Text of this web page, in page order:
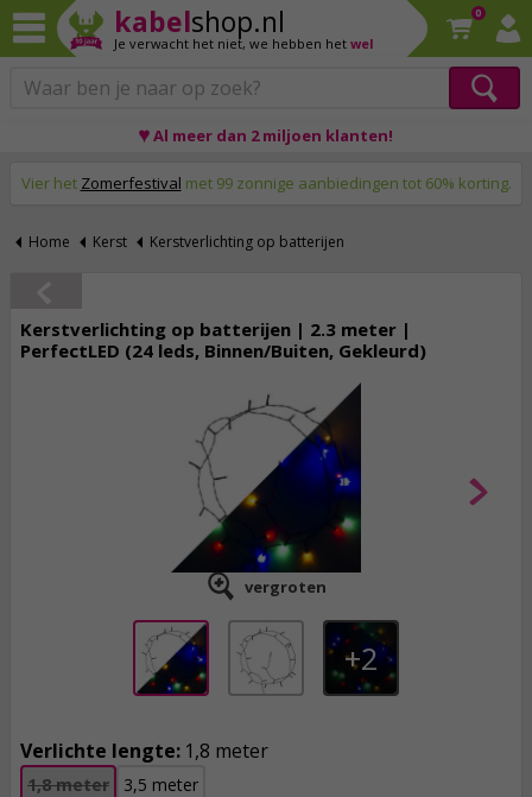
kabelshop.nl
Je verwacht het niet, we hebben het wel
0
♥ Al meer dan 2 miljoen klanten!
Vier het Zomerfestival met 99 zonnige aanbiedingen tot 60% korting.
Home Kerst Kerstverlichting op batterijen
Kerstverlichting op batterijen | 2.3 meter |
PerfectLED (24 leds, Binnen/Buiten, Gekleurd)
vergroten
2
Verlichte lengte: 1,8 meter
1,8 meter
3,5 meter